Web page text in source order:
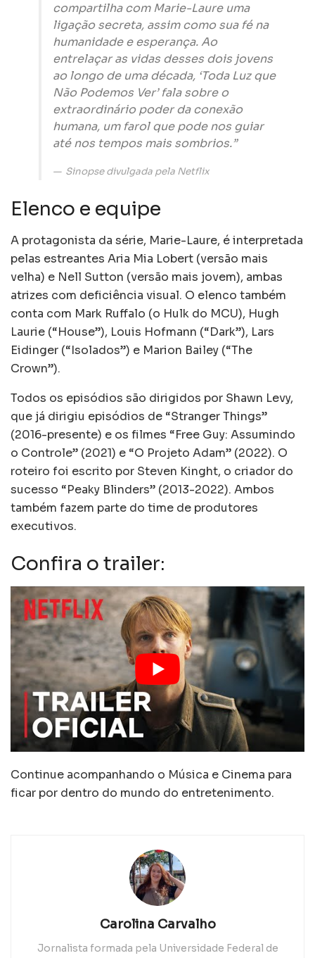
compartilha com Marie-Laure uma
ligação secreta, assim como sua fé na
humanidade e esperança. Ao
entrelaçar as vidas desses dois jovens
ao longo de uma década, ‘Toda Luz que
Não Podemos Ver’ fala sobre o
extraordinário poder da conexão
humana, um farol que pode nos guiar
até nos tempos mais sombrios.”
Sinopse divulgada pela Netflix
Elenco e equipe
A protagonista da série, Marie-Laure, é interpretada
pelas estreantes Aria Mia Lobert (versão mais
velha) e Nell Sutton (versão mais jovem), ambas
atrizes com deficiência visual. O elenco também
conta com Mark Ruffalo (o Hulk do MCU), Hugh
Laurie (“House”), Louis Hofmann (“Dark”), Lars
Eidinger (“Isolados”) e Marion Bailey (“The
Crown”).
Todos os episódios são dirigidos por Shawn Levy,
que já dirigiu episódios de “Stranger Things”
(2016-presente) e os filmes “Free Guy: Assumindo
o Controle” (2021) e “O Projeto Adam” (2022). O
roteiro foi escrito por Steven Kinght, o criador do
sucesso “Peaky Blinders” (2013-2022). Ambos
também fazem parte do time de produtores
executivos.
Confira o trailer:
Continue acompanhando o Música e Cinema para
ficar por dentro do mundo do entretenimento.
Carolina Carvalho
Jornalista formada pela Universidade Federal de